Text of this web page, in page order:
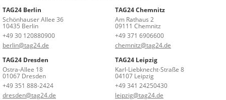
TAG24 Berlin
Schönhauser Allee 36
10435 Berlin
+49 30 120880900
berlin@tag24.de
TAG24 Chemnitz
Am Rathaus 2
09111 Chemnitz
+49 371 6906600
chemnitz@tag24.de
TAG24 Dresden
Ostra-Allee 18
01067 Dresden
+49 351 888-2424
dresden@tag24.de
TAG24 Leipzig
Karl-Liebknecht-Straße 8
04107 Leipzig
+49 341 24250430
leipzig@tag24.de